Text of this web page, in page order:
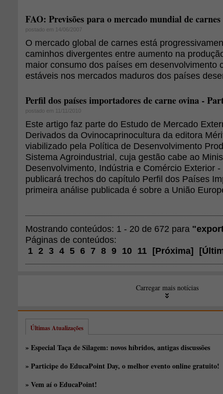
FAO: Previsões para o mercado mundial de carnes
postado em 14/06/2007
O mercado global de carnes está
caminhos divergentes entre aumento na
maior consumo dos países em desenvolvimento
estáveis nos mercados maduros dos países
Perfil dos países importadores de carne ovina -
postado em 11/11/2010
Este artigo faz parte do Estudo de Mercado
Derivados da Ovinocaprinocultura da editora
viabilizado pela Política de Desenvolvimento
Sistema Agroindustrial, cuja gestão cabe ao
Desenvolvimento, Indústria e Comércio Exterior
publicará trechos do capítulo Perfil dos Países
primeira análise publicada é sobre a União
Mostrando conteúdos: 1 - 20 de 672 para
Páginas de conteúdos:
1 2 3 4 5 6 7 8 9 10 11 [Próxima] [
Carregar mais notícias
Últimas Atualizações
» Especial Taça de Silagem: novos híbridos, antigas discussões
» Participe do EducaPoint Day, o melhor evento online gratuito!
» Vem aí o EducaPoint!